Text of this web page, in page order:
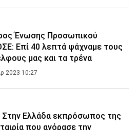
Ένωσης Προσωπικού
Επί 40 λεπτά ψάχναμε τους
μας και τα τρένα
2023 10:27
Στην Ελλάδα εκπρόσωπος της
που αγόρασε την